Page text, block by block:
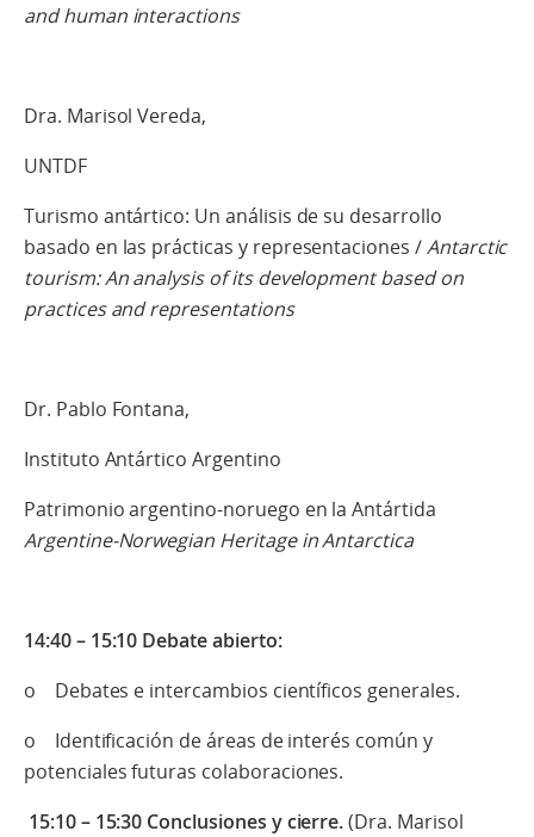
and human interactions
Dra. Marisol Vereda,
UNTDF
Turismo antártico: Un análisis de su desarrollo
basado en las prácticas y representaciones /Antarctic
tourism: An analysis of its development based on
practices and representations
Dr. Pablo Fontana,
Instituto Antártico Argentino
Patrimonio argentino-noruego en la Antártida
Argentine-Norwegian Heritage in Antarctica
14:40 – 15:10 Debate abierto:
o Debates e intercambios científicos generales.
o Identificación de áreas de interés común y
potenciales futuras colaboraciones.
15:10 – 15:30 Conclusiones y cierre.(Dra. Marisol